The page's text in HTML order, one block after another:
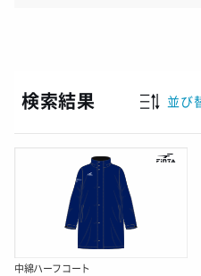
検索結果 並び
中綿ハーフコート